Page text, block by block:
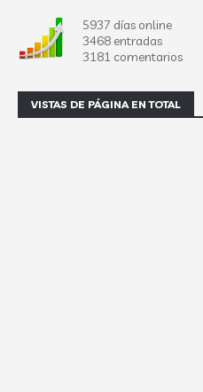
5937 días online
3468 entradas
3181 comentarios
VISTAS DE PÁGINA EN TOTAL